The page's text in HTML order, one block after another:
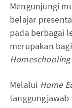
Mengunjungi
belajar
pada berbagai
merupakan
Homeschooling
Melalui Home